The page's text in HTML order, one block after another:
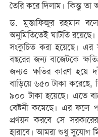
তৈরি করে দিলাম। কিন্তু তা
ড. মুস্তাফিজুর রহমান
অনুমিতিতেই ঘাটতি রয়েছে।
সংকুচিত করা হয়েছে। এর
বছরের জন্য বাজেটকে
জন্যও ক্ষতির কারণ হয়ে
বাড়িয়ে ৬৫০ টাকা করেছে,
৯০০ টাকা হয়েছে। এতে
বেষ্টনী কমেছে। এর ফলে
প্রণয়ন করবে সে
হারাবে। আমরা শুধু সুযোগ